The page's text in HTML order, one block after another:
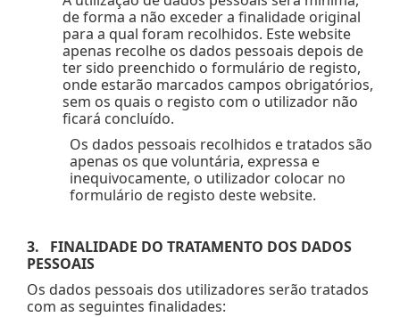
de forma a não exceder a finalidade original
para a qual foram recolhidos. Este website
apenas recolhe os dados pessoais depois de
ter sido preenchido o formulário de registo,
onde estarão marcados campos obrigatórios,
sem os quais o registo com o utilizador não
ficará concluído.
Os dados pessoais recolhidos e tratados são
apenas os que voluntária, expressa e
inequivocamente, o utilizador colocar no
formulário de registo deste website.
3. FINALIDADE DO TRATAMENTO DOS DADOS
PESSOAIS
Os dados pessoais dos utilizadores serão tratados
com as seguintes finalidades: